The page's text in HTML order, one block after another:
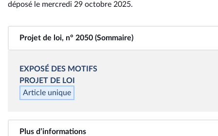
déposé le mercredi 29 octobre 2025.
Projet de loi, n° 2050 (Sommaire)
EXPOSÉ DES MOTIFS
PROJET DE LOI
Article unique
Plus d’informations